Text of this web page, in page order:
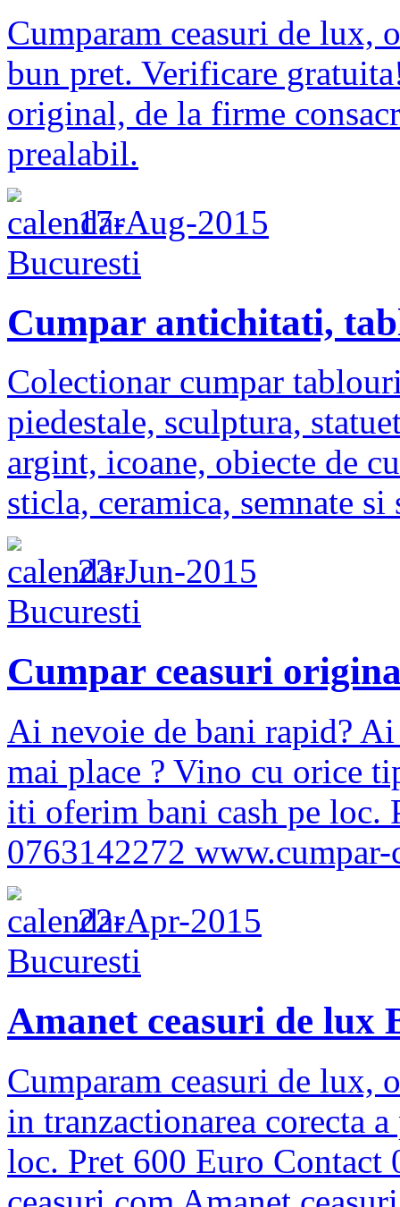
Cumparam ceasuri de lux,
bun pret. Verificare
original, de la firme
prealabil.
17-Aug-2015
Bucuresti
Cumpar antichitati,
Colectionar cumpar
piedestale, sculptura,
argint, icoane, obiecte de
sticla, ceramica, semnate si
23-Jun-2015
Bucuresti
Cumpar ceasuri
Ai nevoie de bani rapid?
mai place ? Vino cu orice
iti oferim bani cash pe loc.
0763142272 www.cumpar-
22-Apr-2015
Bucuresti
Amanet ceasuri de lux
Cumparam ceasuri de lux,
in tranzactionarea corecta
loc. Pret 600 Euro Contact